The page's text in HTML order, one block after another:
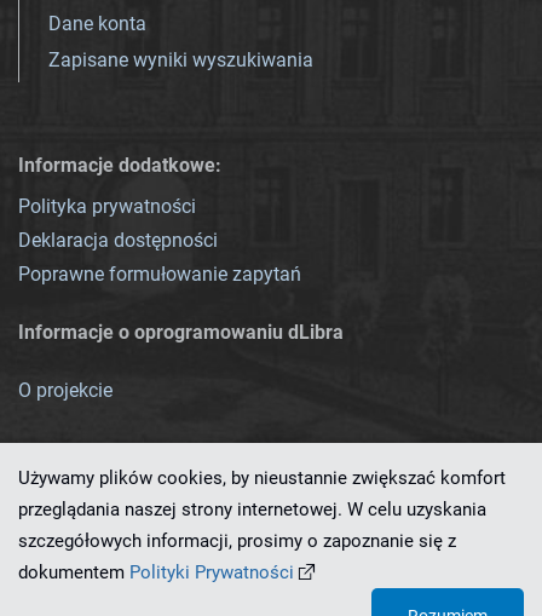
Dane konta
Zapisane wyniki wyszukiwania
Informacje dodatkowe:
Polityka prywatności
Deklaracja dostępności
Poprawne formułowanie zapytań
Informacje o oprogramowaniu dLibra
O projekcie
Ten serwis działa dzięki oprogramowaniu
Używamy plików cookies, by nieustannie zwiększać komfort
przeglądania naszej strony internetowej. W celu uzyskania
szczegółowych informacji, prosimy o zapoznanie się z
dokumentem Polityki Prywatności